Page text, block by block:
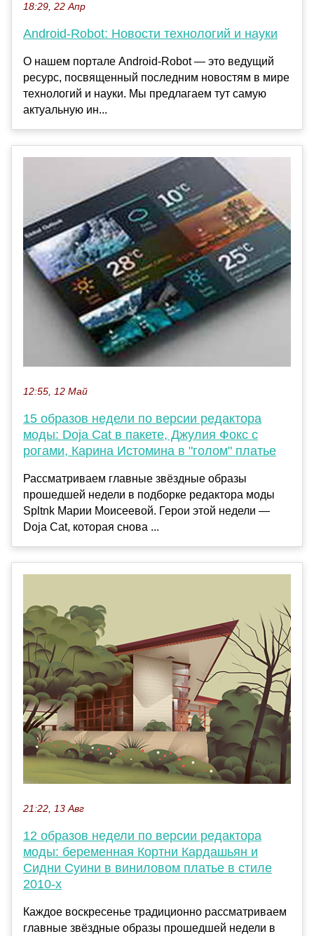
18:29, 22 Апр
Android-Robot: Новости технологий и науки
О нашем портале Android-Robot — это ведущий
ресурс, посвященный последним новостям в мире
технологий и науки. Мы предлагаем тут самую
актуальную ин...
12:55, 12 Май
15 образов недели по версии редактора
моды: Doja Cat в пакете, Джулия Фокс с
рогами, Карина Истомина в "голом" платье
Рассматриваем главные звёздные образы
прошедшей недели в подборке редактора моды
Spltnk Марии Моисеевой. Герои этой недели —
Doja Cat, которая снова ...
21:22, 13 Авг
12 образов недели по версии редактора
моды: беременная Кортни Кардашьян и
Сидни Суини в виниловом платье в стиле
2010-х
Каждое воскресенье традиционно рассматриваем
главные звёздные образы прошедшей недели в